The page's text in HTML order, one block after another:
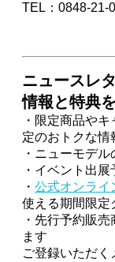
TEL：0848-21-
ニュースレ
情報と特典
・限定商品や
定のおトクな情
・ニューモデ
・イベント出
・ 公式オンライ
使える期間限定
・先行予約販
ます
ご登録いただく